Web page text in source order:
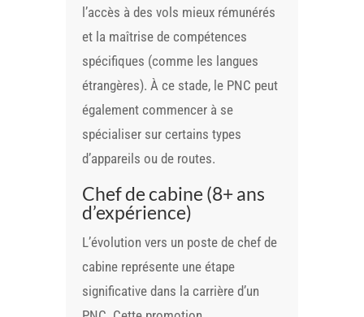
l’accès à des vols mieux rémunérés
et la maîtrise de compétences
spécifiques (comme les langues
étrangères). À ce stade, le PNC peut
également commencer à se
spécialiser sur certains types
d’appareils ou de routes.
Chef de cabine (8+ ans
d’expérience)
L’évolution vers un poste de chef de
cabine représente une étape
significative dans la carrière d’un